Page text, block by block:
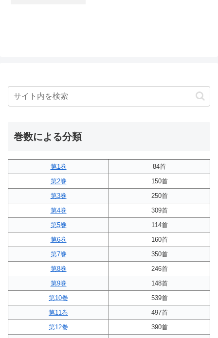
巻数による分類
第1巻
84首
第2巻
150首
第3巻
250首
第4巻
309首
第5巻
114首
第6巻
160首
第7巻
350首
第8巻
246首
第9巻
148首
第10巻
539首
第11巻
497首
第12巻
390首